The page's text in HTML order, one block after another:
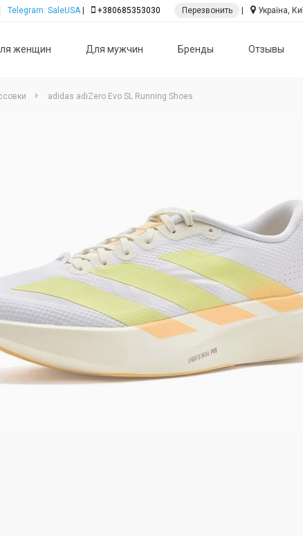
женщин Для мужчин Бренды Отзывы
Telegram: SaleUSA| +380685353030 Перезвонить Україна,
adidas adiZero Evo SL Running Shoes